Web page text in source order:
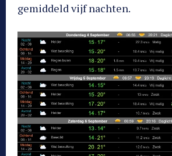
gemiddeld vijf nachten.